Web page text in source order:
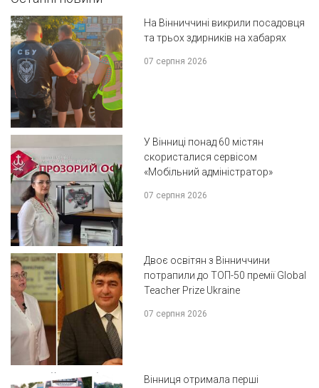
На Вінниччині викрили посадовця
та трьох здирників на хабарях
07 серпня 2026
У Вінниці понад 60 містян
скористалися сервісом
«Мобільний адміністратор»
07 серпня 2026
Двоє освітян з Вінниччини
потрапили до ТОП-50 премії Global
Teacher Prize Ukraine
07 серпня 2026
Вінниця отримала перші